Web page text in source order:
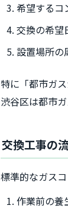
希望するコ
交換の希望
設置場所の
特に「都市ガ
渋谷区は都市
交換工事の
標準的なガス
作業前の養